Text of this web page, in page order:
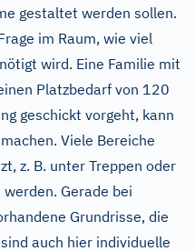
gestaltet werden sollen.
im Raum, wie viel
wird. Eine Familie mit
Platzbedarf von 120
geschickt vorgeht, kann
Viele Bereiche
z. B. unter Treppen oder
Gerade bei
Grundrisse, die
auch hier individuelle